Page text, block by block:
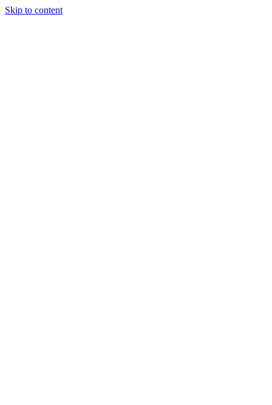
Skip to content